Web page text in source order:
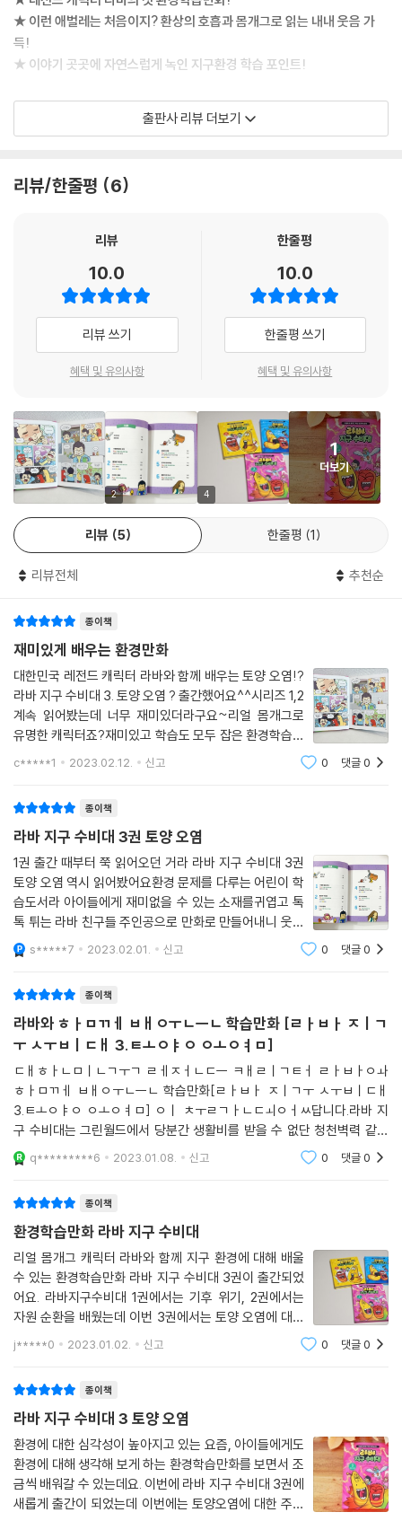
★ 이런 애벌레는 처음이지? 환상의 호흡과 몸개그로 읽는 내내 웃음 가
득!
★ 이야기 곳곳에 자연스럽게 녹인 지구환경 학습 포인트!
다양한 생명이 순환하는 토양,
토양을 지켜야 생태계를 유지할 수 있어요
가 당연하게 발 디디며 살고 있는 토양은 지구 생태계를 순환시켜 주는 큰
러 먹거리를 생산해 주기도 한다. 토양은 인류를 포함한 지구 위 여러 생명
에 따르면 인간의 활동으로 지구 표면의 최대 40퍼센트가 황폐화되었다
고 한다. 또 기후 위기로 가뭄이 가속화되면서 토양의 사막화가 세계 곳곳
에서 심각한 환경 문제로 대두되고 있다. 지금의 오염 속도라면 머지않아
지구 위 동식물들이 사라지고 결국 인간의 생존마저 위협받을 수 있다. 천
연 자원이자 유한한 자원인 흙은 공기와 물처럼 인류가 살아가는 데 없어
가 보장될 수 있다는 것을 잊어서는 안 된다. 이 책을 읽고 어린이들이 토양
을 위한 작은 행동부터 실천할 수 있게 되길 바란다.
환경부, 보건복지부와 환경 캠페인을 함께해 온 라바의
국내 첫 환경학습만화 시리즈!
라바는 남녀노소 사랑받는 국민 캐릭터이다. 라바의 이런 강점을 이용해
부와는 ‘음식물 쓰레기 줄이기’ 캠페인을, 보건복지부와는 ‘코로나19 바이
방법’ 캠페인을 함께했다. 심지어 2021년에는 외교부와 국가기후환경회
의가 우리나라 최초의 환경 분야 정상회의인 ‘2021 P4G 서울 녹색미래
정상회의’의 사전 홍보를 위해 라바 캐릭터를 활용한 기후환경변화 대응
이모티콘 16종을 무료 배포한 적도 있다. 이렇듯 ‘라바’ 하면 ‘환경’, ‘환경’
하면 ‘라바’라고 할 수 있을 정도로 국가 주관 환경 캠페인에서 라바는 선두
에 서서 활약했다.
다산어린이에서는 투바앤과 함께 국내 처음으로 라바를 주인공으로 한 환
경학습만화 [라바 지구 수비대] 시리즈를 출간했다. 앞으로도 환경학습만
화라는 장르와 라바 캐릭터의 시너지를 충분히 기대해 볼 수 있을 것이다.
출판사 리뷰 더보기
리뷰/한줄평 6
리뷰
10.0
리뷰 쓰기
혜택 및 유의사항
한줄평
10.0
한줄평 쓰기
혜택 및 유의사항
2 4
1
더보기
리뷰 5 한줄평 1
리뷰전체 추천순
종이책
재미있게 배우는 환경만화
대한민국 레전드 캐릭터 라바와 함께 배우는 토양 오염!?
라바 지구 수비대 3. 토양 오염 ? 출간했어요^^시리즈 1,2
계속 읽어봤는데 너무 재미있더라구요~리얼 몸개그로
유명한 캐릭터죠?재미있고 학습도 모두 잡은 환경학습만
화예요.환경에 대해 관심이 많아지고있는 요즘,,우리아이
c*****1 2023.02.12. 신고 0 댓글0
종이책
라바 지구 수비대 3권 토양 오염
1권 출간 때부터 쭉 읽어오던 거라 라바 지구 수비대 3권
토양 오염 역시 읽어봤어요환경 문제를 다루는 어린이 학
습도서라 아이들에게 재미없을 수 있는 소재를귀엽고 톡
톡 튀는 라바 친구들 주인공으로 만화로 만들어내니 웃으
며 잘 읽더라구요라바 지구 수비대는 국내 첫 환경학습만
화 시리즈에요실제 교과서와 연계해서 아이가 배우게 될
s*****7 2023.02.01. 신고 0 댓글0
종이책
라바와 ㅎㅏㅁㄲㅔ ㅂㅐㅇㅜㄴㅡㄴ 학습만화 [ㄹㅏㅂㅏ ㅈㅣㄱ
ㅜ ㅅㅜㅂㅣㄷㅐ 3.ㅌㅗㅇㅑㅇ ㅇㅗㅇㅕㅁ]
ㄷㅐㅎㅏㄴㅁㅣㄴㄱㅜㄱ ㄹㅔㅈㅓㄴㄷㅡ ㅋㅐㄹㅣㄱㅌㅓ ㄹㅏㅂㅏㅇㅘ
ㅎㅏㅁㄲㅔ ㅂㅐㅇㅜㄴㅡㄴ 학습만화[ㄹㅏㅂㅏ ㅈㅣㄱㅜ ㅅㅜㅂㅣㄷㅐ
3.ㅌㅗㅇㅑㅇ ㅇㅗㅇㅕㅁ] ㅇㅣ ㅊㅜㄹㄱㅏㄴㄷㅚㅇㅓㅆ답니다.라바 지
구 수비대는 그린월드에서 당분간 생활비를 받을 수 없단 청천벽력 같은
소식을 접하게 되고 그래서 지오는 아르바이트를 구하게 되는데요.그러던
중 운명적인 첫사랑을 다
q*********6 2023.01.08. 신고 0 댓글0
종이책
환경학습만화 라바 지구 수비대
리얼 몸개그 캐릭터 라바와 함께 지구 환경에 대해 배울
수 있는 환경학습만화 라바 지구 수비대 3권이 출간되었
어요. 라바지구수비대 1권에서는 기후 위기, 2권에서는
자원 순환을 배웠는데 이번 3권에서는 토양 오염에 대해
서 라바와 함께 재미있게 배울 수 있었답니다. 레드, 옐로
우와 함께 지오와 라미의 활약은 물론 나쁜 악당 다크레인
j*****0 2023.01.02. 신고 0 댓글0
종이책
라바 지구 수비대 3 토양 오염
환경에 대한 심각성이 높아지고 있는 요즘, 아이들에게도
환경에 대해 생각해 보게 하는 환경학습만화를 보면서 조
금씩 배워갈 수 있는데요. 이번에 라바 지구 수비대 3권에
새롭게 출간이 되었는데 이번에는 토양오염에 대한 주제